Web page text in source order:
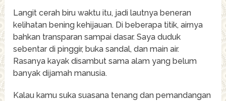
Langit cerah biru waktu itu, jadi lautnya beneran
kelihatan bening kehijauan. Di beberapa titik, airnya
bahkan transparan sampai dasar. Saya duduk
sebentar di pinggir, buka sandal, dan main air.
Rasanya kayak disambut sama alam yang belum
banyak dijamah manusia.
Kalau kamu suka suasana tenang dan pemandangan